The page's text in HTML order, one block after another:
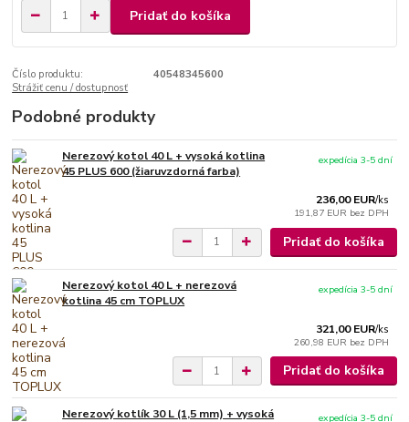
Pridať do košíka
Číslo produktu:
40548345600
Strážiť cenu / dostupnosť
Podobné produkty
Nerezový kotol 40 L + vysoká kotlina
45 PLUS 600 (žiaruvzdorná farba)
236,00 EUR/ks
191,87 EUR bez DPH
expedícia 3-5 dní
Pridať do košíka
Nerezový kotol 40 L + nerezová
kotlina 45 cm TOPLUX
321,00 EUR/ks
260,98 EUR bez DPH
expedícia 3-5 dní
Pridať do košíka
Nerezový kotlík 30 L (1,5 mm) + vysoká
expedícia 3-5 dní